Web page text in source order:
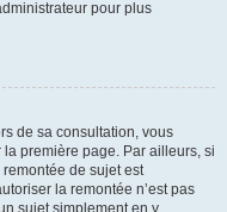
pour plus
de sa consultation, vous
première page. Par ailleurs, si
de sujet est
la remontée n’est pas
sujet simplement en y